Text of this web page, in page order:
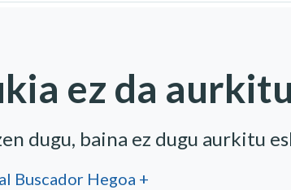
ez da
dugu, baina ez dugu aurkitu
Buscador Hegoa +